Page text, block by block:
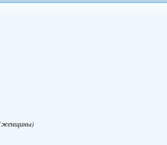
(женщины)